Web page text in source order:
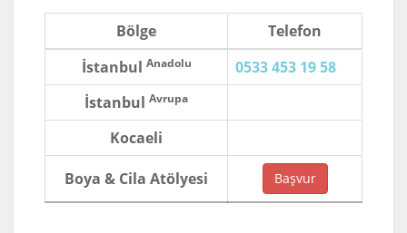
Bölge
Telefon
İstanbul Anadolu
0533 453 19 58
İstanbul Avrupa
Kocaeli
Boya & Cila Atölyesi Başvur